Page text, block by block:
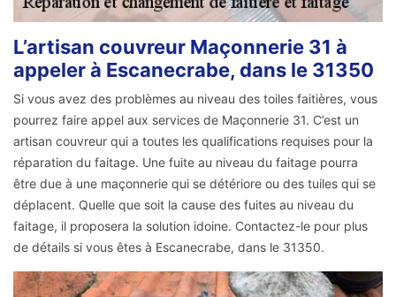
L’artisan couvreur Maçonnerie 31 à
appeler à Escanecrabe, dans le 31350
Si vous avez des problèmes au niveau des toiles faitières, vous
pourrez faire appel aux services de Maçonnerie 31. C’est un
artisan couvreur qui a toutes les qualifications requises pour la
réparation du faitage. Une fuite au niveau du faitage pourra
être due à une maçonnerie qui se détériore ou des tuiles qui se
déplacent. Quelle que soit la cause des fuites au niveau du
faitage, il proposera la solution idoine. Contactez-le pour plus
de détails si vous êtes à Escanecrabe, dans le 31350.